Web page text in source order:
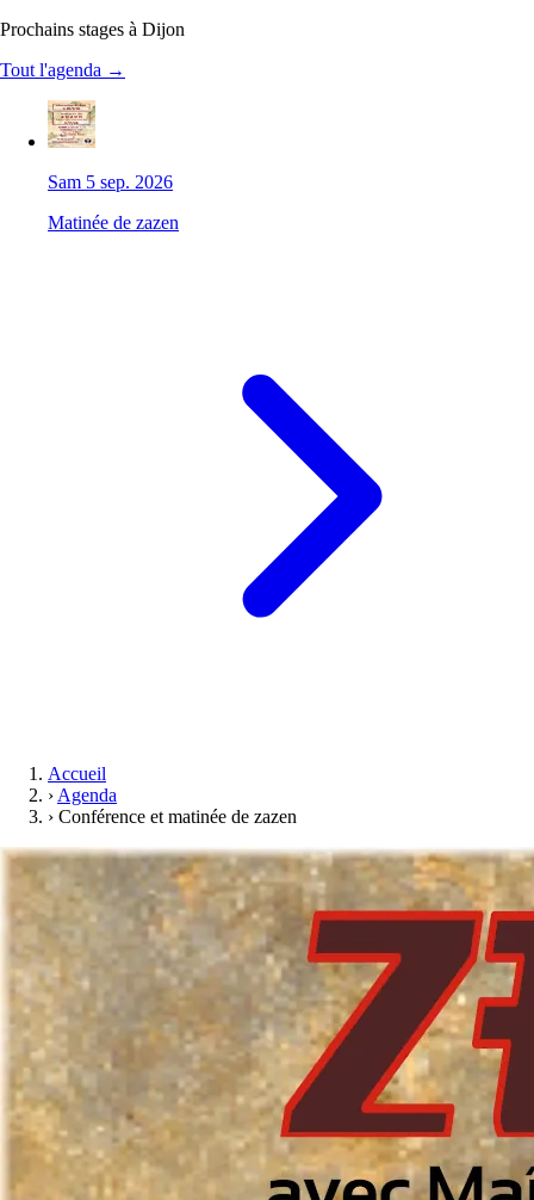
Prochains stages à Dijon
Tout l'agenda →
Sam 5 sep. 2026
Matinée de zazen
Accueil
› Agenda
› Conférence et matinée de zazen